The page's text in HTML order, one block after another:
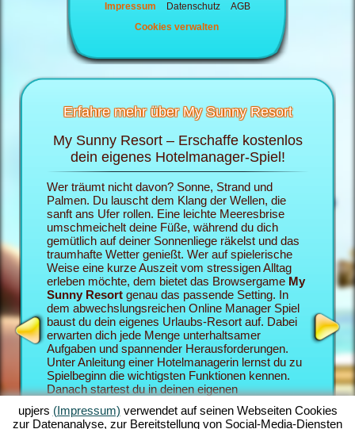
Impressum Datenschutz
AGB
Cookies verwalten
Erfahre mehr über My Sunny Resort
My Sunny Resort – Erschaffe kostenlos
dein eigenes Hotelmanager-Spiel!
Wer träumt nicht davon? Sonne, Strand und
Palmen. Du lauscht dem Klang der Wellen, die
sanft ans Ufer rollen. Eine leichte Meeresbrise
umschmeichelt deine Füße, während du dich
gemütlich auf deiner Sonnenliege räkelst und das
traumhafte Wetter genießt. Wer auf spielerische
Weise eine kurze Auszeit vom stressigen Alltag
erleben möchte, dem bietet das Browsergame My
Sunny Resortgenau das passende Setting. In
dem abwechslungsreichen Online Manager Spiel
baust du dein eigenes Urlaubs-Resort auf. Dabei
erwarten dich jede Menge unterhaltsamer
Aufgaben und spannender Herausforderungen.
Unter Anleitung einer Hotelmanagerin lernst du zu
Spielbeginn die wichtigsten Funktionen kennen.
Danach startest du in deinen eigenen
Strand-Resort auf. Dein Ziel im Online Manager-
die
als
desto
Sunny
upjers (Impressum) verwendet auf seinen Webseiten Cookies
zur Datenanalyse, zur Bereitstellung von Social-Media-Diensten